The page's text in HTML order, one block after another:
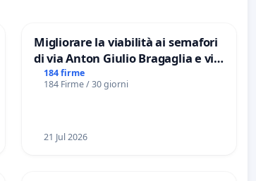
Migliorare la viabilità ai semafori
di via Anton Giulio Bragaglia e via
Tieri XV MUNICIPIO DI ROMA
184 firme
184 Firme / 30 giorni
21 Jul 2026